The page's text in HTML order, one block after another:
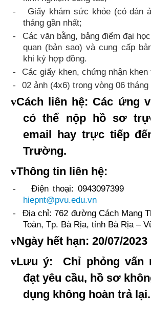
-
Giấy khám sức khỏe (có dán
tháng gần nhất;
-
Các văn bằng, bảng điểm đại
quan (bản sao) và cung cấp
khi ký hợp đồng.
- Các giấy khen, chứng nhận
- 02 ảnh (4x6) trong vòng 06 tháng
vCách liên hệ: Các ứng
có thể nộp hồ sơ
email hay trực tiếp
Trường.
vThông tin liên hệ:
- Điện thoại: 0943097399
hiepnt@pvu.edu.vn
-
Địa chỉ: 762 đường Cách Mạng
Toàn, Tp. Bà Rịa, tỉnh Bà Rịa –
vNgày hết hạn: 20/07/2023
vLưu ý: Chỉ phỏng vấn
đạt yêu cầu, hồ sơ
dụng không hoàn trả lại.